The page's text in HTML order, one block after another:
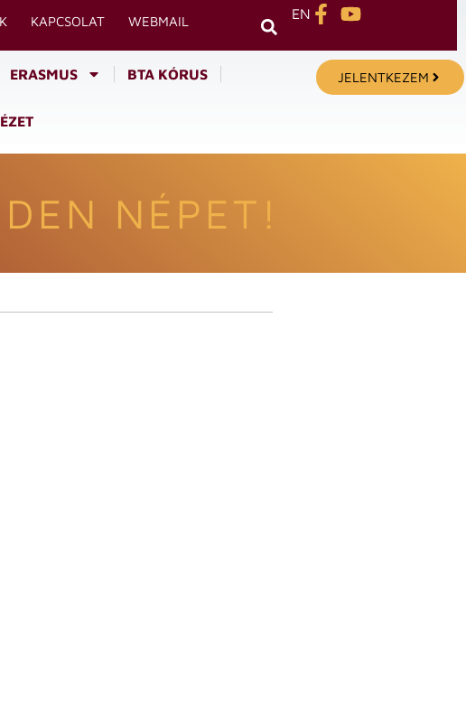
KAPCSOLAT WEBMAIL EN
ERASMUS BTA KÓRUS JELENTKEZEM
NÉPET!